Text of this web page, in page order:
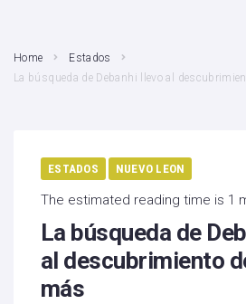
Home
Estados
La búsqueda de Debanhi llevo al
ESTADOS NUEVO LEON
The estimated reading time is 1
La búsqueda de
al descubrimiento
más